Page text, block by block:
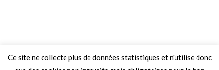
Ce site ne collecte plus de données statistiques et n'utilise donc